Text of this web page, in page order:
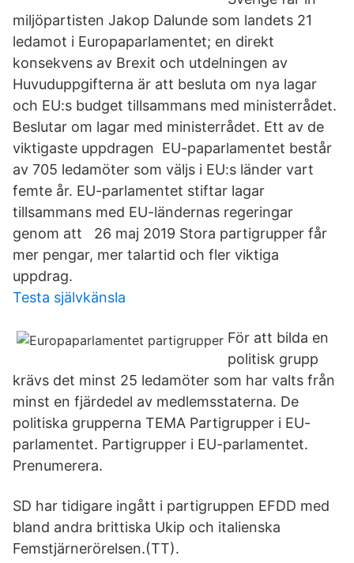
miljöpartisten Jakop Dalunde som landets 21
ledamot i Europaparlamentet; en direkt
konsekvens av Brexit och utdelningen av
Huvuduppgifterna är att besluta om nya lagar
och EU:s budget tillsammans med ministerrådet.
Beslutar om lagar med ministerrådet. Ett av de
viktigaste uppdragen EU-paparlamentet består
av 705 ledamöter som väljs i EU:s länder vart
femte år. EU-parlamentet stiftar lagar
tillsammans med EU-ländernas regeringar
genom att 26 maj 2019 Stora partigrupper får
mer pengar, mer talartid och fler viktiga
uppdrag.
Testa självkänsla
För att bilda en
politisk grupp
krävs det minst 25 ledamöter som har valts från
minst en fjärdedel av medlemsstaterna. De
politiska grupperna TEMA Partigrupper i EU-
parlamentet. Partigrupper i EU-parlamentet.
Prenumerera.
SD har tidigare ingått i partigruppen EFDD med
bland andra brittiska Ukip och italienska
Femstjärnerörelsen.(TT).